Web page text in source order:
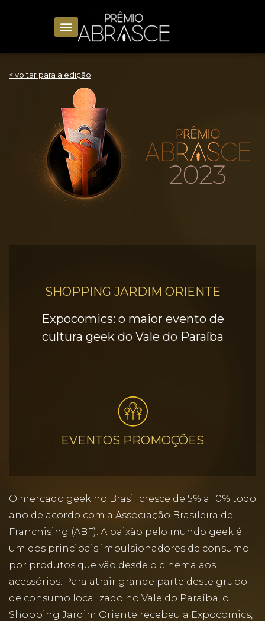
< voltar para a edição
SHOPPING JARDIM ORIENTE
Expocomics: o maior evento de
cultura geek do Vale do Paraíba
EVENTOS PROMOÇÕES
O mercado geek no Brasil cresce de 5% a 10% todo
ano de acordo com a Associação Brasileira de
Franchising (ABF). A paixão pelo mundo geek é
um dos principais impulsionadores de consumo
por produtos que vão desde o cinema aos
acessórios. Para atrair grande parte deste grupo
de consumo localizado no Vale do Paraíba, o
Shopping Jardim Oriente recebeu a Expocomics,